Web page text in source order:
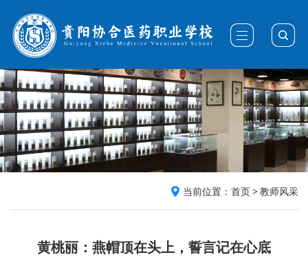
当前位置： 首页>教师风采
黄桃丽：燕帽顶在头上，誓言记在心底